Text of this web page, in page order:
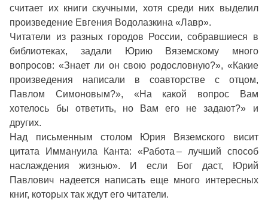
считает их книги скучными, хотя среди них выделил
произведение Евгения Водолазкина «Лавр».
Читатели из разных городов России, собравшиеся в
библиотеках, задали Юрию Вяземскому много
вопросов: «Знает ли он свою родословную?», «Какие
произведения написали в соавторстве с отцом,
Павлом Симоновым?», «На какой вопрос Вам
хотелось бы ответить, но Вам его не задают?» и
других.
Над письменным столом Юрия Вяземского висит
цитата Иммануила Канта: «Работа – лучший способ
наслаждения жизнью». И если Бог даст, Юрий
Павлович надеется написать еще много интересных
книг, которых так ждут его читатели.